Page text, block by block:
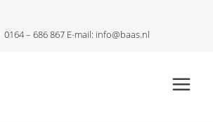
0164 – 686 867 E-mail: info@baas.nl